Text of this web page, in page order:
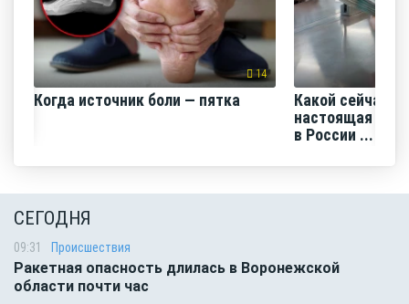
14
Когда источник боли — пятка
Какой сейчас
настоящая
в России ...
СЕГОДНЯ
09:31 Происшествия
Ракетная опасность длилась в Воронежской
области почти час